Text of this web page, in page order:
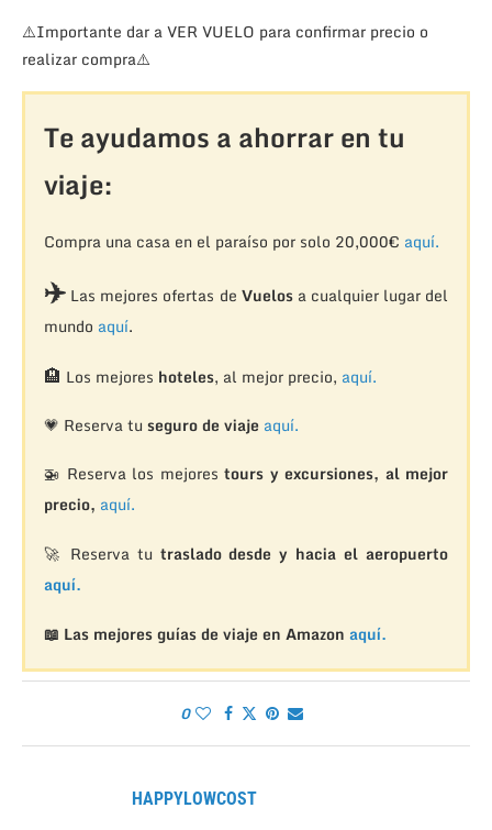
⚠️Importante dar a VER VUELO para confirmar precio o
realizar compra⚠️
Te ayudamos a ahorrar en tu
viaje:
Compra una casa en el paraíso por solo 20,000€ aquí.
✈️Las mejores ofertas de Vuelosa cualquier lugar del
mundo aquí.
🏨 Los mejores hoteles, al mejor precio, aquí.
💗 Reserva tu seguro de viaje aquí.
🚁 Reserva los mejorestours y excursiones, al mejor
precio, aquí.
🚀 Reserva tu traslado desde y hacia el aeropuerto
aquí.
📖 Las mejores guías de viaje en Amazon aquí.
0
HAPPYLOWCOST